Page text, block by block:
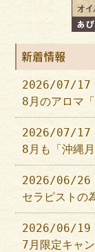
新着情報
2026/07/17
8月のアロマ
2026/07/17
8月も「沖縄
2026/06/26
セラピストの
2026/06/19
7月限定キャ